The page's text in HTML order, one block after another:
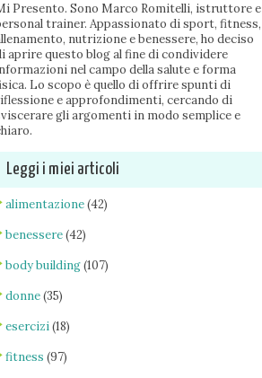
Presento. Sono Marco Romitelli, istruttore e
trainer. Appassionato di sport, fitness,
nutrizione e benessere, ho deciso
aprire questo blog al fine di condividere
nel campo della salute e forma
Lo scopo è quello di offrire spunti di
e approfondimenti, cercando di
gli argomenti in modo semplice e
Leggi i miei articoli
alimentazione(42)
benessere(42)
body building(107)
donne(35)
esercizi(18)
fitness (97)